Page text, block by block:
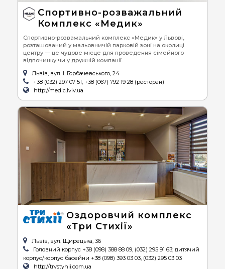
Спортивно-розважальний
Комплекс «Медик»
Спортивно-розважальний комплекс «Медик» у Львові,
розташований у мальовничій парковій зоні на околиці
центру — це чудове місце для проведення сімейного
відпочинку чи у дружній компанії.
Львів, вул. І. Горбачевського, 24
+38 (032) 297 07 51, +38 (067) 792 19 28 (ресторан)
http://medic.lviv.ua
Оздоровчий комплекс
«Три Стихії»
Львів, вул. Щирецька, 36
Головний корпус +38 (098) 388 88 09, (032) 295 91 63; дитячий
корпус/корпус басейни +38 (098) 393 03 03, (032) 295 03 03
http://trystyhii.com.ua